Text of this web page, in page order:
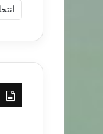
ه
ت
ض